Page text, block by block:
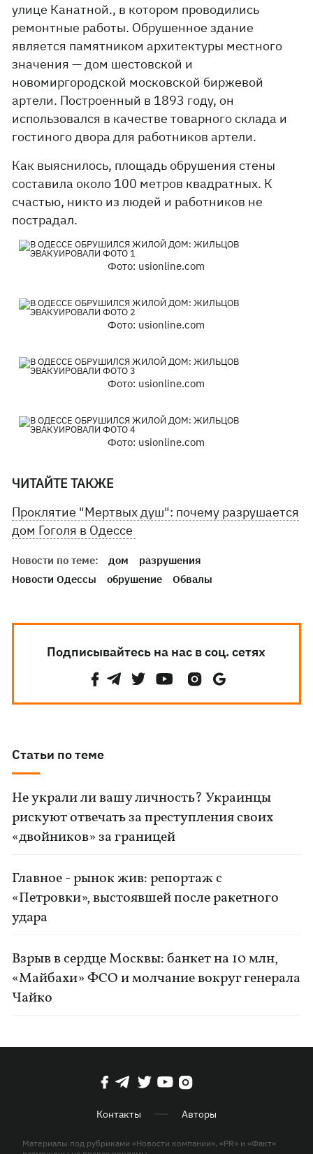
улице Канатной., в котором проводились
ремонтные работы. Обрушенное здание
является памятником архитектуры местного
значения — дом шестовской и
новомиргородской московской биржевой
артели. Построенный в 1893 году, он
использовался в качестве товарного склада и
гостиного двора для работников артели.
Как выяснилось, площадь обрушения стены
составила около 100 метров квадратных. К
счастью, никто из людей и работников не
пострадал.
Фото: usionline.com
Фото: usionline.com
Фото: usionline.com
Фото: usionline.com
ЧИТАЙТЕ ТАКЖЕ
Проклятие "Мертвых душ": почему разрушается
дом Гоголя в Одессе
Новости по теме: дом
разрушения
Новости Одессы
обрушение Обвалы
Подписывайтесь на нас в соц. сетях
Статьи по теме
Не украли ли вашу личность? Украинцы
рискуют отвечать за преступления своих
«двойников» за границей
Главное - рынок жив: репортаж с
«Петровки», выстоявшей после ракетного
удара
Взрыв в сердце Москвы: банкет на 10 млн,
«Майбахи» ФСО и молчание вокруг генерала
Чайко
Контакты Авторы
Материалы под рубриками «Новости компании», «PR» и «Факт»